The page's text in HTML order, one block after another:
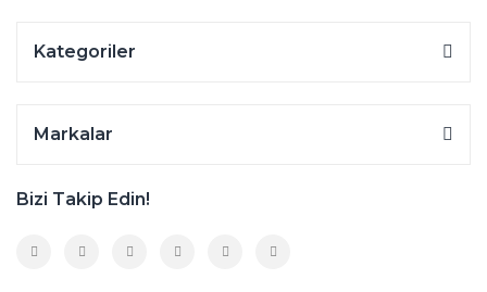
Kategoriler
Markalar
Bizi Takip Edin!